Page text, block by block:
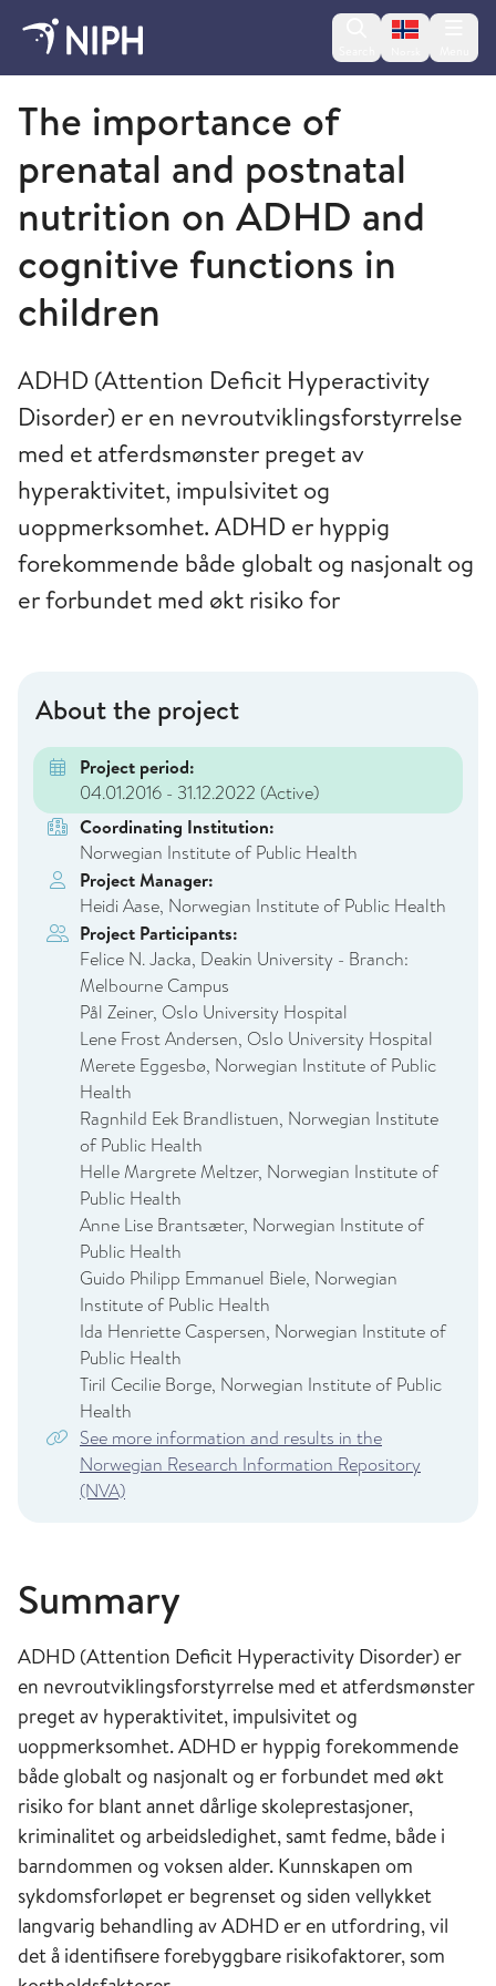
Change
Norwegian Institute of Public Health
The importance of
prenatal and postnatal
nutrition on ADHD and
cognitive functions in
children
ADHD (Attention Deficit Hyperactivity
Disorder) er en nevroutviklingsforstyrrelse
med et atferdsmønster preget av
hyperaktivitet, impulsivitet og
uoppmerksomhet. ADHD er hyppig
forekommende både globalt og nasjonalt og
er forbundet med økt risiko for
About the project
Project period:
04.01.2016 - 31.12.2022 (Active)
Coordinating Institution:
Norwegian Institute of Public Health
Project Manager:
Heidi Aase, Norwegian Institute of Public Health
Project Participants:
Felice N. Jacka, Deakin University - Branch:
Melbourne Campus
Pål Zeiner, Oslo University Hospital
Lene Frost Andersen, Oslo University Hospital
Merete Eggesbø, Norwegian Institute of Public
Health
Ragnhild Eek Brandlistuen, Norwegian Institute
of Public Health
Helle Margrete Meltzer, Norwegian Institute of
Public Health
Anne Lise Brantsæter, Norwegian Institute of
Public Health
Guido Philipp Emmanuel Biele, Norwegian
Institute of Public Health
Ida Henriette Caspersen, Norwegian Institute of
Public Health
Tiril Cecilie Borge, Norwegian Institute of Public
Health
See more information and results in the
Norwegian Research Information Repository
(NVA)
Summary
ADHD (Attention Deficit Hyperactivity Disorder) er
en nevroutviklingsforstyrrelse med et atferdsmønster
preget av hyperaktivitet, impulsivitet og
uoppmerksomhet. ADHD er hyppig forekommende
både globalt og nasjonalt og er forbundet med økt
risiko for blant annet dårlige skoleprestasjoner,
kriminalitet og arbeidsledighet, samt fedme, både i
barndommen og voksen alder. Kunnskapen om
sykdomsforløpet er begrenset og siden vellykket
langvarig behandling av ADHD er en utfordring, vil
det å identifisere forebyggbare risikofaktorer, som